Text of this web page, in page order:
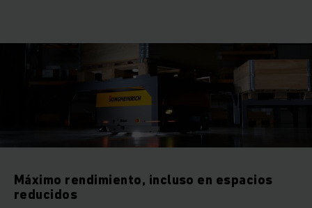
Máximo rendimiento, incluso en espacios
reducidos